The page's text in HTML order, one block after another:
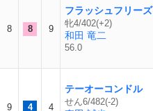
8 8 9
フラッシュフリーズ
牝4/402(+2)
和田 竜二
56.0
9 4 4
テーオーコンドル
せん6/482(-2)